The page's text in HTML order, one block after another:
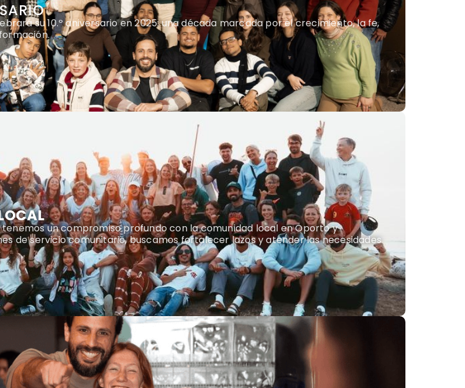
su 10.º aniversario en 2025: una década marcada por el crecimiento, la fe,
un compromiso profundo con la comunidad local en Oporto y
de servicio comunitario, buscamos fortalecer lazos y atender las necesidades